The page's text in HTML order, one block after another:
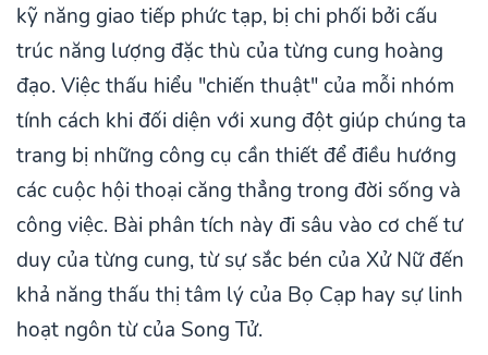
kỹ năng giao tiếp phức tạp, bị chi phối bởi cấu
trúc năng lượng đặc thù của từng cung hoàng
đạo. Việc thấu hiểu "chiến thuật" của mỗi nhóm
tính cách khi đối diện với xung đột giúp chúng ta
trang bị những công cụ cần thiết để điều hướng
các cuộc hội thoại căng thẳng trong đời sống và
công việc. Bài phân tích này đi sâu vào cơ chế tư
duy của từng cung, từ sự sắc bén của Xử Nữ đến
khả năng thấu thị tâm lý của Bọ Cạp hay sự linh
hoạt ngôn từ của Song Tử.